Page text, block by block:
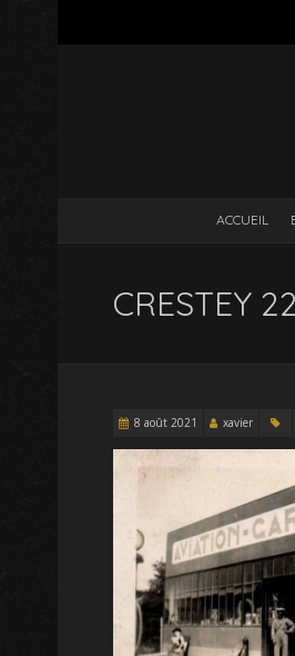
ACCUEIL
CRESTEY 22
8 août 2021 xavier